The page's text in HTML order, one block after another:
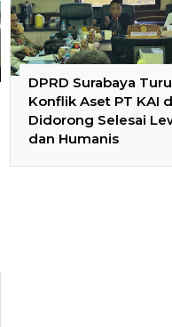
DPRD Surabaya
Konflik Aset PT KAI
Didorong Selesai
dan Humanis